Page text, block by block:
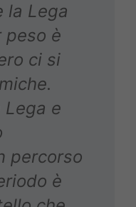
la Lega
peso è
ci si
e
percorso
è